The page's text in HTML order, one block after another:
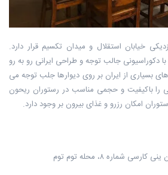
خیابان استقلال و میدان تکسیم قرار دارد.
دکوراسیونی جالب توجه و طراحی ایرانی رو به رو
از ایران بر روی دیوارها جلب توجه می
را باکیفیت و حجمی مناسب در رستوران ریحون
امکان رزرو و غذای بیرون بر وجود دارد.
شماره ۸، محله توم توم